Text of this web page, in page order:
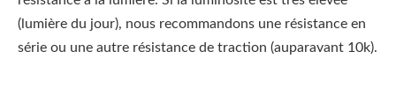
(lumière du jour), nous recommandons une résistance en
série ou une autre résistance de traction (auparavant 10k).